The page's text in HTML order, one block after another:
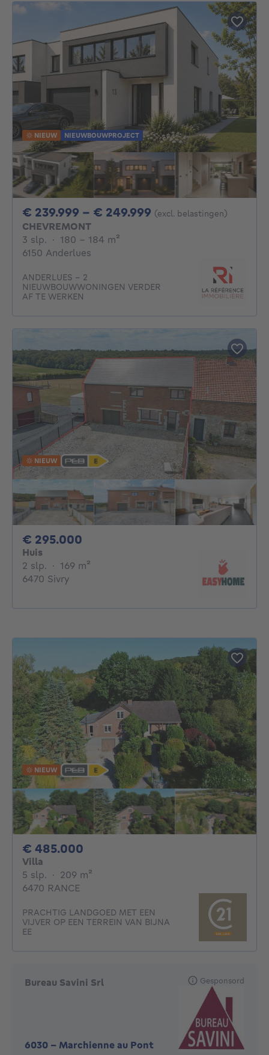
NIEUW NIEUWBOUWPROJECT
€ 239.999 - € 249.999 Van 239999€ Tot
(excl. belastingen)
CHEVREMONT
3 slp. 3 slaapkamers
· 180 - 184 m²
6150 Anderlues
ANDERLUES – 2
NIEUWBOUWWONINGEN VERDER
AF TE WERKEN
NIEUW
€ 295.000
Huis
2 slp. 2 slaapkamers
· 169 m²
6470 Sivry
NIEUW
€ 485.000
Villa
5 slp. 5 slaapkamers
· 209 m²
6470 RANCE
PRACHTIG LANDGOED MET EEN
VIJVER OP EEN TERREIN VAN BIJNA
EE
Bureau Savini Srl
6030 - Marchienne au Pont
Gesponsord